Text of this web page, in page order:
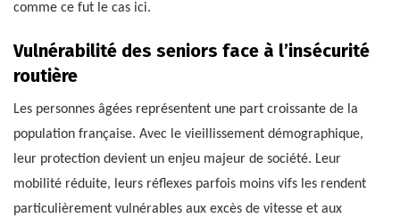
comme ce fut le cas ici.
Vulnérabilité des seniors face à l’insécurité
routière
Les personnes âgées représentent une part croissante de la
population française. Avec le vieillissement démographique,
leur protection devient un enjeu majeur de société. Leur
mobilité réduite, leurs réflexes parfois moins vifs les rendent
particulièrement vulnérables aux excès de vitesse et aux